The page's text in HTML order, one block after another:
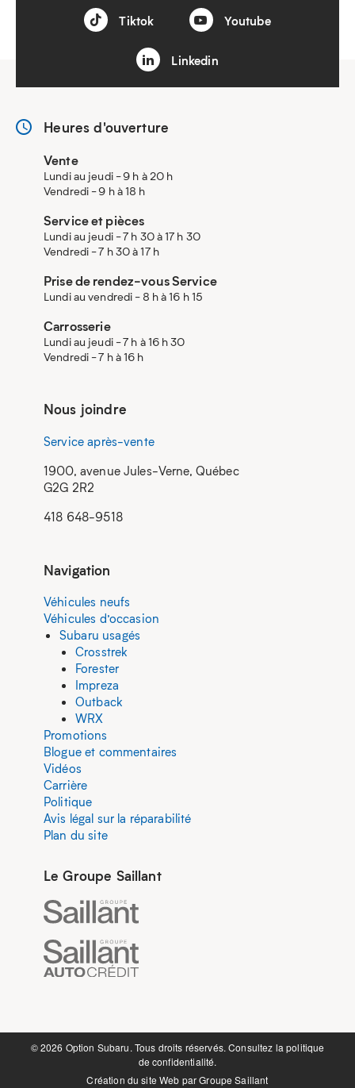
Tiktok Youtube
Linkedin
Heures d'ouverture
Vente
Lundi au jeudi - 9 h à 20 h
Vendredi - 9 h à 18 h
Service et pièces
Lundi au jeudi - 7 h 30 à 17 h 30
Vendredi - 7 h 30 à 17 h
Prise de rendez-vous Service
Lundi au vendredi - 8 h à 16 h 15
Carrosserie
Lundi au jeudi - 7 h à 16 h 30
Vendredi - 7 h à 16 h
Nous joindre
Service après-vente
1900, avenue Jules-Verne, Québec
G2G 2R2
418 648-9518
Navigation
Véhicules neufs
Véhicules d’occasion
Subaru usagés
Crosstrek
Forester
Impreza
Outback
WRX
Promotions
Blogue et commentaires
Vidéos
Carrière
Politique
Avis légal sur la réparabilité
Plan du site
Le Groupe Saillant
©️ 2026 Option Subaru. Tous droits réservés. Consultez lapolitique
de confidentialité.
Création du site Web parGroupe Saillant